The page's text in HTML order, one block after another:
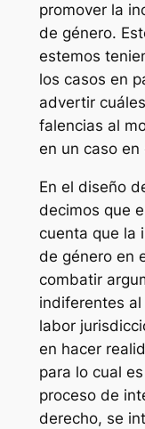
promover la
de género.
estemos
los casos en
advertir
falencias al
en un caso en
En el diseño
decimos que
cuenta que la
de género en
combatir
indiferentes
labor
en hacer
para lo cual
proceso de
derecho, se